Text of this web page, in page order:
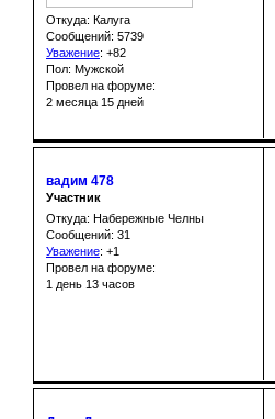
Откуда: Калуга
Сообщений: 5739
Уважение: +82
Пол: Мужской
Провел на форуме:
2 месяца 15 дней
вадим 478
Участник
Откуда: Набережные Челны
Сообщений: 31
Уважение: +1
Провел на форуме:
1 день 13 часов